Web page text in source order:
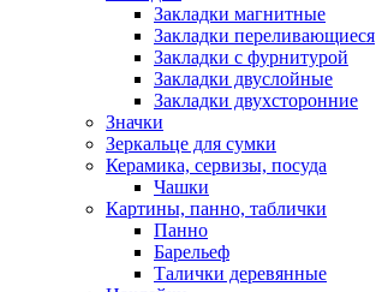
Закладки магнитные
Закладки переливающиеся
Закладки с фурнитурой
Закладки двуслойные
Закладки двухсторонние
Значки
Зеркальце для сумки
Керамика, сервизы, посуда
Чашки
Картины, панно, таблички
Панно
Барельеф
Талички деревянные